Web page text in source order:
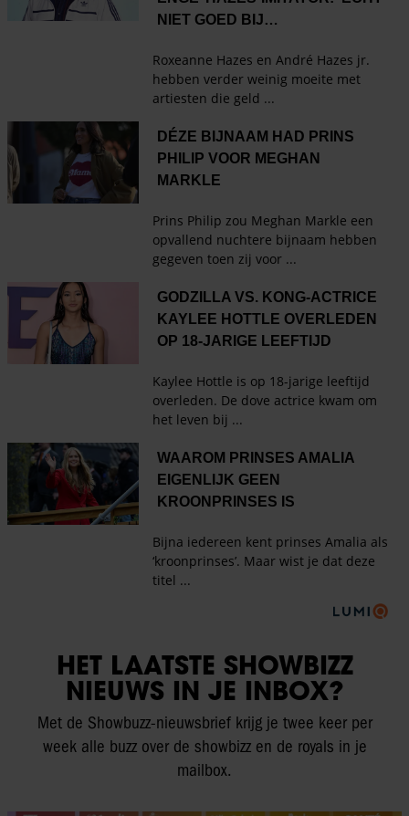
HET LAATSTE SHOWBIZZ
NIEUWS IN JE INBOX?
Met de Showbuzz-nieuwsbrief krijg je twee keer per
week alle buzz over de showbizz en de royals in je
mailbox.